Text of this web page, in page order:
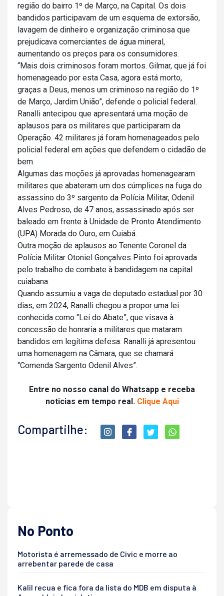
região do bairro 1º de Março, na Capital. Os dois
bandidos participavam de um esquema de extorsão,
lavagem de dinheiro e organização criminosa que
prejudicava comerciantes de água mineral,
aumentando os preços para os consumidores.
“Mais dois criminosos foram mortos. Gilmar, que já foi
homenageado por esta Casa, agora está morto,
graças a Deus, menos um criminoso na região do 1º
de Março, Jardim União”, defende o policial federal.
Ranalli antecipou que apresentará uma moção de
aplausos para os militares que participaram da
Operação. 42 militares já foram homenageados pelo
policial federal em ações que defendem o cidadão de
bem.
Algumas das moções já aprovadas homenagearam
militares que abateram um dos cúmplices na fuga do
assassino do 3º sargento da Polícia Militar, Odenil
Alves Pedroso, de 47 anos, assassinado após ser
baleado em frente à Unidade de Pronto Atendimento
(UPA) Morada do Ouro, em Cuiabá.
Outra moção de aplausos ao Tenente Coronel da
Polícia Militar Otoniel Gonçalves Pinto foi aprovada
pelo trabalho de combate à bandidagem na capital
cuiabana.
Quando assumiu a vaga de deputado estadual por 30
dias, em 2024, Ranalli chegou a propor uma lei
conhecida como “Lei do Abate”, que visava à
concessão de honraria a militares que mataram
bandidos em legítima defesa. Ranalli já apresentou
uma homenagem na Câmara, que se chamará
“Comenda Sargento Odenil Alves”.
Entre no nosso canal do Whatsapp e receba
noticias em tempo real. Clique Aqui
Compartilhe:
No Ponto
Motorista é arremessado de Civic e morre ao
arrebentar parede de casa
Kalil recua e fica fora da lista do MDB em disputa à